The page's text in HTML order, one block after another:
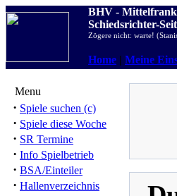
BHV -
Schiedsrichter-
Zögere nicht: warte!
Home | Meine
Menu
· Spiele suchen (c)
· Spiele diese Woche
· SR Termine
· Info Spielbetrieb
· BSA/Einteiler
· Hallenverzeichnis